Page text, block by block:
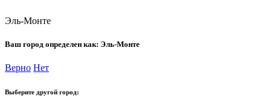
Эль-Монте
Ваш город определен как: Эль-Монте
Верно Нет
Выберите другой город: